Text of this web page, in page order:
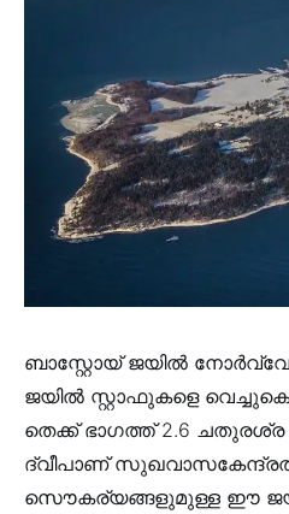
ബാസ്റ്റോയ് ജയില്‍ നോര്‍വ്വേ:
ജയില്‍ സ്റ്റാഫുകളെ
തെക്ക് ഭാഗത്ത് 2.6 ചതുരശ്ര
ദ്വീപാണ്
സൌകര്യങ്ങളുമുള്ള ഈ